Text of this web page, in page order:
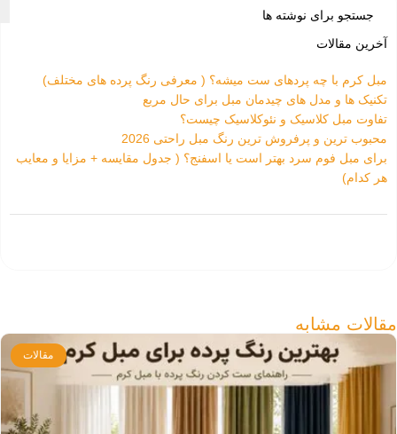
آخرین مقالات
مبل کرم با چه پردهای ست میشه؟ ( معرفی رنگ پرده های مختلف)
تکنیک ها و مدل های چیدمان مبل برای حال مربع
تفاوت‌ مبل کلاسیک و نئوکلاسیک چیست؟
محبوب ترین و پرفروش ترین رنگ مبل راحتی 2026
برای مبل فوم سرد بهتر است یا اسفنج؟ ( جدول مقایسه + مزایا و معایب
هر کدام)
مقالات مشابه
مقالات